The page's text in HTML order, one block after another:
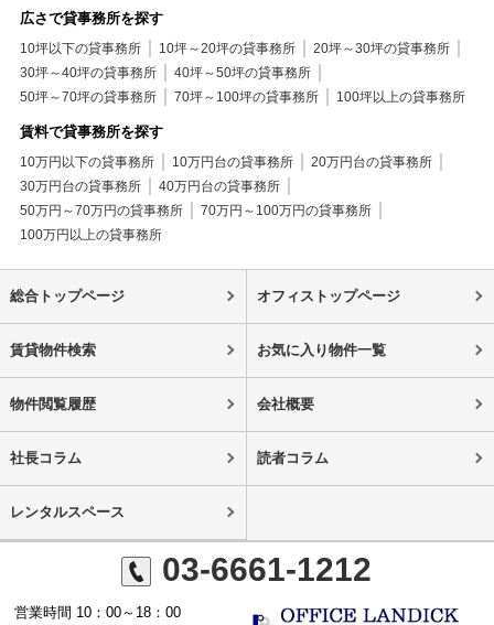
広さで貸事務所を探す
10坪以下の貸事務所 10坪～20坪の貸事務所
20坪～30坪の貸事務所
30坪～40坪の貸事務所
40坪～50坪の貸事務所
50坪～70坪の貸事務所
70坪～100坪の貸事務所 100坪以上の貸事務所
賃料で貸事務所を探す
10万円以下の貸事務所 10万円台の貸事務所
20万円台の貸事務所
30万円台の貸事務所
40万円台の貸事務所
50万円～70万円の貸事務所
70万円～100万円の貸事務所
100万円以上の貸事務所
総合トップページ オフィストップページ
賃貸物件検索 お気に入り物件一覧
物件閲覧履歴 会社概要
社長コラム 読者コラム
レンタルスペース
03-6661-1212
営業時間 10：00～18：00